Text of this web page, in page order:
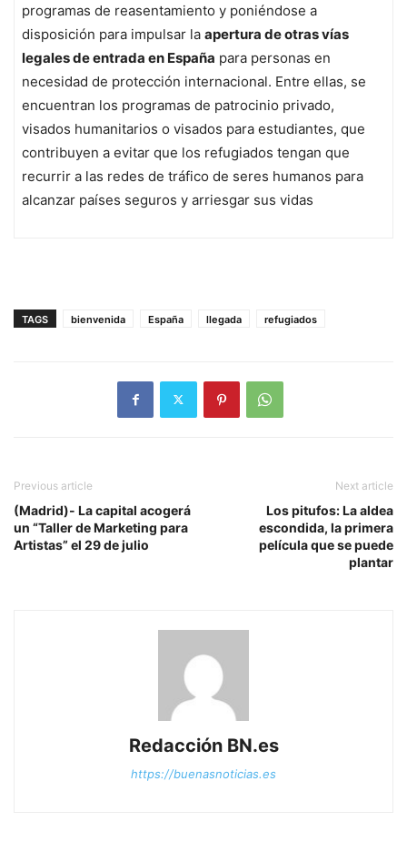
programas de reasentamiento y poniéndose a
disposición para impulsar la apertura de otras vías
legales de entrada en España para personas en
necesidad de protección internacional. Entre ellas, se
encuentran los programas de patrocinio privado,
visados humanitarios o visados para estudiantes, que
contribuyen a evitar que los refugiados tengan que
recurrir a las redes de tráfico de seres humanos para
alcanzar países seguros y arriesgar sus vidas
TAGS bienvenida España llegada refugiados
Previous article
(Madrid)- La capital acogerá
un “Taller de Marketing para
Artistas” el 29 de julio
Next article
Los pitufos: La aldea
escondida, la primera
película que se puede
plantar
Redacción BN.es
https://buenasnoticias.es